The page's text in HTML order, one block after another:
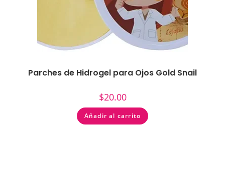
Parches de Hidrogel para Ojos Gold Snail
$20.00
Añadir al carrito